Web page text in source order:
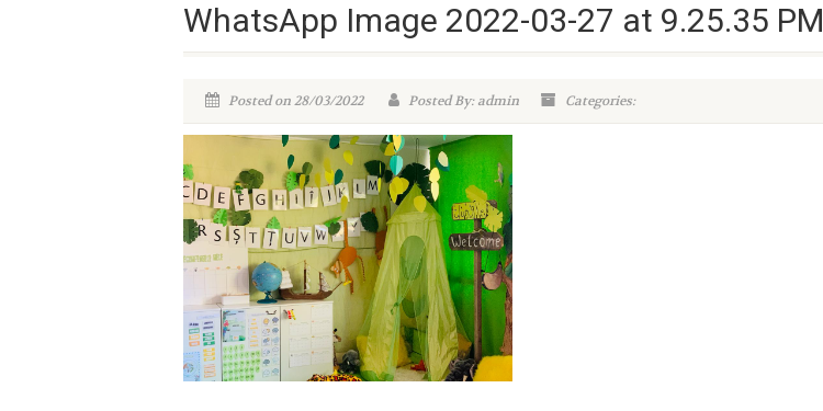
WhatsApp Image 2022-03-27 at 9.25.35 PM
Posted on 28/03/2022 Posted By: admin Categories: